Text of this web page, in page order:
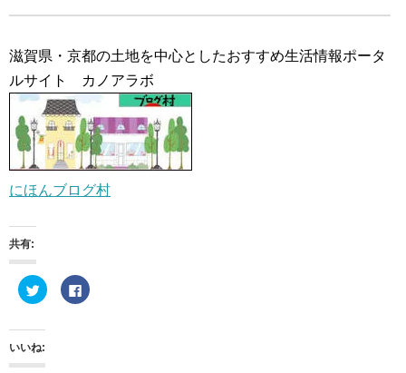
滋賀県・京都の土地を中心としたおすすめ生活情報ポータ
ルサイト カノアラボ
にほんブログ村
共有:
ク
リ
し
T
w
F
a
いいね: